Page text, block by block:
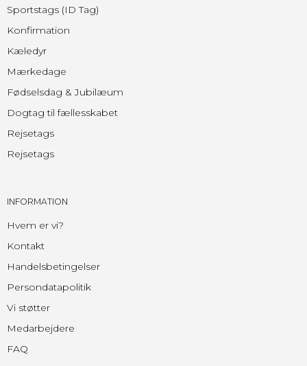
Sportstags (ID Tag)
Konfirmation
Kæledyr
Mærkedage
Fødselsdag & Jubilæum
Dogtag til fællesskabet
Rejsetags
Rejsetags
INFORMATION
Hvem er vi?
Kontakt
Handelsbetingelser
Persondatapolitik
Vi støtter
Medarbejdere
FAQ